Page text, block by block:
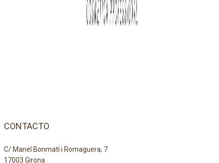
CONTACTO
C/ Manel Bonmatí i Romaguera, 7
17003 Girona